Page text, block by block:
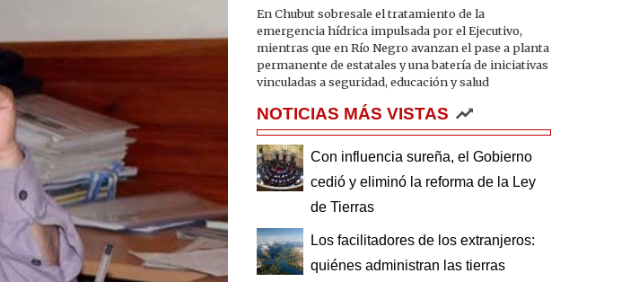
En Chubut sobresale el tratamiento de la
emergencia hídrica impulsada por el Ejecutivo,
mientras que en Río Negro avanzan el pase a planta
permanente de estatales y una batería de iniciativas
vinculadas a seguridad, educación y salud
NOTICIAS MÁS VISTAS
Con influencia sureña, el Gobierno
cedió y eliminó la reforma de la Ley
de Tierras
Los facilitadores de los extranjeros:
quiénes administran las tierras